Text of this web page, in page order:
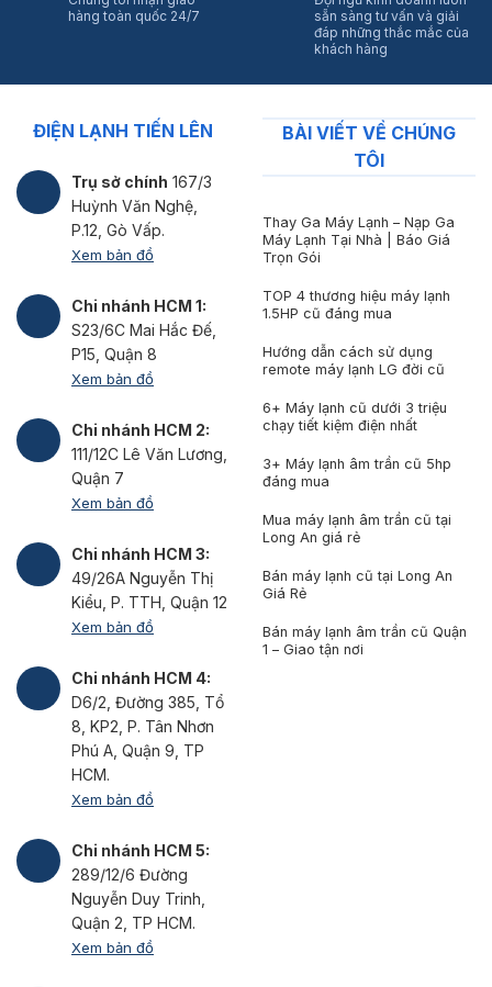
hàng toàn quốc 24/7
sẵn sàng tư vấn và giải
đáp những thắc mắc của
khách hàng
ĐIỆN LẠNH TIẾN LÊN
Trụ sở chính 167/3
Huỳnh Văn Nghệ,
P.12, Gò Vấp.
Xem bản đồ
Chi nhánh HCM 1:
S23/6C Mai Hắc Đế,
P15, Quận 8
Xem bản đồ
Chi nhánh HCM 2:
111/12C Lê Văn Lương,
Quận 7
Xem bản đồ
Chi nhánh HCM 3:
49/26A Nguyễn Thị
Kiểu, P. TTH, Quận 12
Xem bản đồ
Chi nhánh HCM 4:
D6/2, Đường 385, Tổ
8, KP2, P. Tân Nhơn
Phú A, Quận 9, TP
HCM.
Xem bản đồ
Chi nhánh HCM 5:
289/12/6 Đường
Nguyễn Duy Trinh,
Quận 2, TP HCM.
Xem bản đồ
BÀI VIẾT VỀ CHÚNG
TÔI
Thay Ga Máy Lạnh – Nạp Ga
Máy Lạnh Tại Nhà | Báo Giá
Trọn Gói
TOP 4 thương hiệu máy lạnh
1.5HP cũ đáng mua
Hướng dẫn cách sử dụng
remote máy lạnh LG đời cũ
6+ Máy lạnh cũ dưới 3 triệu
chạy tiết kiệm điện nhất
3+ Máy lạnh âm trần cũ 5hp
đáng mua
Mua máy lạnh âm trần cũ tại
Long An giá rẻ
Bán máy lạnh cũ tại Long An
Giá Rẻ
Bán máy lạnh âm trần cũ Quận
1 – Giao tận nơi